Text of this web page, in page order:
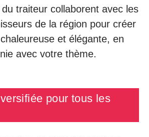
traiteur collaborent avec les
de la région pour créer
et élégante, en
avec votre thème.
pour tous les